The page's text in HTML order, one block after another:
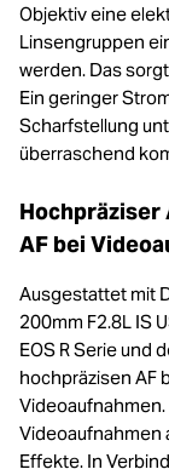
Objektiv eine
Linsengruppen
werden. Das
Ein geringer
Scharfstellung
überraschend
Hochpräziser
AF bei
Ausgestattet mit
200mm F2.8L IS
EOS R Serie und
hochpräzisen AF
Videoaufnahmen
Effekte. In